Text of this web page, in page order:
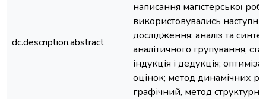
dc.description.abstract
написання магістерської
використовувались
дослідження: аналіз та
аналітичного групування,
індукція і дедукція;
оцінок; метод динамічних
графічний, метод